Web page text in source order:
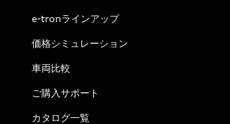
e-tronラインアップ
価格シミュレーション
車両比較
ご購入サポート
カタログ一覧